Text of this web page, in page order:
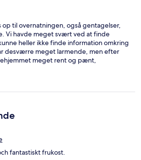
op til overnatningen, også gentagelser,
Vi havde meget svært ved at finde
heller ikke finde information omkring
desværre meget larmende, men efter
meget rent og pænt,
personale over forventning.
fantastiskt frukost.